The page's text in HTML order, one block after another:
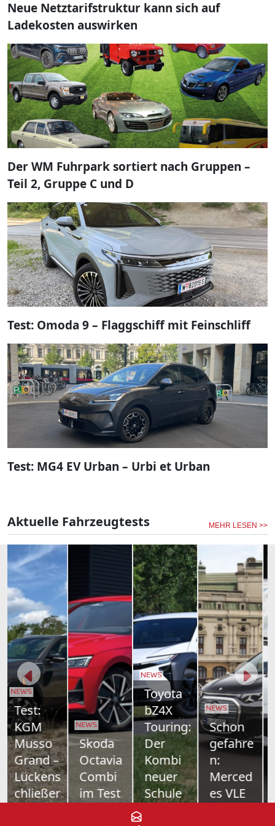
Neue Netztarifstruktur kann sich auf
Ladekosten auswirken
Der WM Fuhrpark sortiert nach Gruppen –
Teil 2, Gruppe C und D
Test: Omoda 9 – Flaggschiff mit Feinschliff
Test: MG4 EV Urban – Urbi et Urban
Aktuelle Fahrzeugtests MEHR LESEN >>
NEWS
Skoda
Octavia
Combi
im Test
NEWS
Toyota
bZ4X
Touring:
Der
Kombi
neuer
Schule
NEWS
Schon
gefahre
n:
Merced
es VLE
NEWS
Schon
gefahre
n:
Farizon
V7E